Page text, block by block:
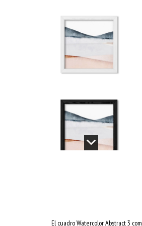
El cuadro Watercolor Abstract 3